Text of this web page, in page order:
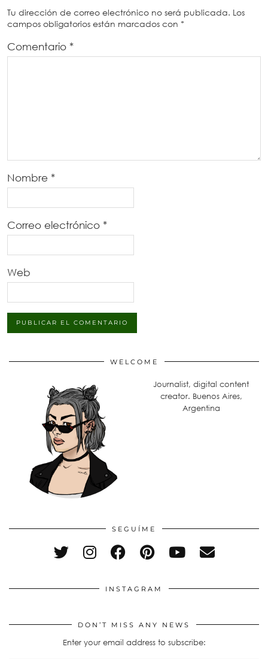
Tu dirección de correo electrónico no será publicada. Los
campos obligatorios están marcados con *
Comentario *
Nombre *
Correo electrónico *
Web
WELCOME
Journalist, digital content
creator. Buenos Aires,
Argentina
SEGUÍME
INSTAGRAM
DON’T MISS ANY NEWS
Enter your email address to subscribe: